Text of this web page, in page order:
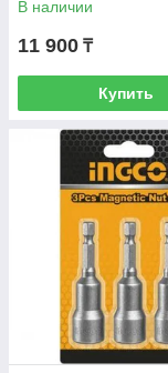
В наличии
11 900 ₸
Купить